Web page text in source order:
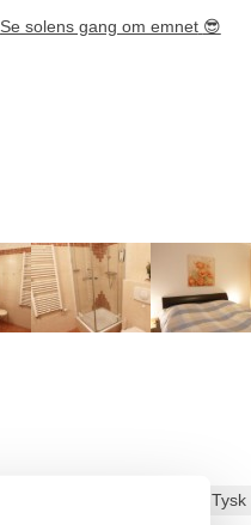
Se solens gang om emnet 😎
Tysk